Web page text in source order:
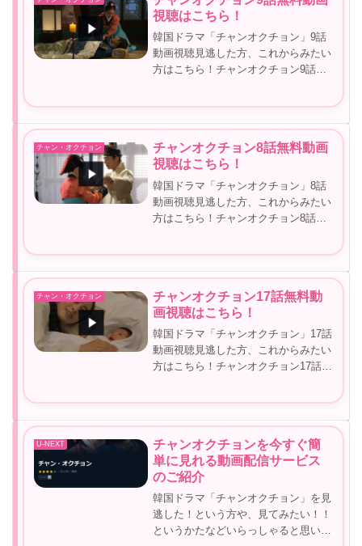
視聴はこちら！
韓国ドラマ「チャンオクチョン」9話
動画視聴見逃した方、これからみたい
方はこちら！チャンオクチョン9話無
ン動画無料はこちらチャンオクチョン
9...
チャン・オクチョン
チャンオクチョン8話無料動画
視聴はこちら！
韓国ドラマ「チャンオクチョン」8話
動画視聴見逃した方、これからみたい
方はこちら！チャンオクチョン8話無
ン動画無料はこちらチャンオクチョン
8...
チャン・オクチョン
チャンオクチョン17話無料動
画視聴はこちら！
韓国ドラマ「チャンオクチョン」17話
動画視聴見逃した方、これからみたい
方はこちら！チャンオクチョン17話無
ン動画無料はこちらチャンオクチ...
U-NEXT
チャンオクチョンを今すぐ簡
単に見れる動画配信サービス
のご紹介
韓国ドラマ「チャンオクチョン」を見
逃した！という方や、見てみたい！！
というかたなどいらっしゃると思いま